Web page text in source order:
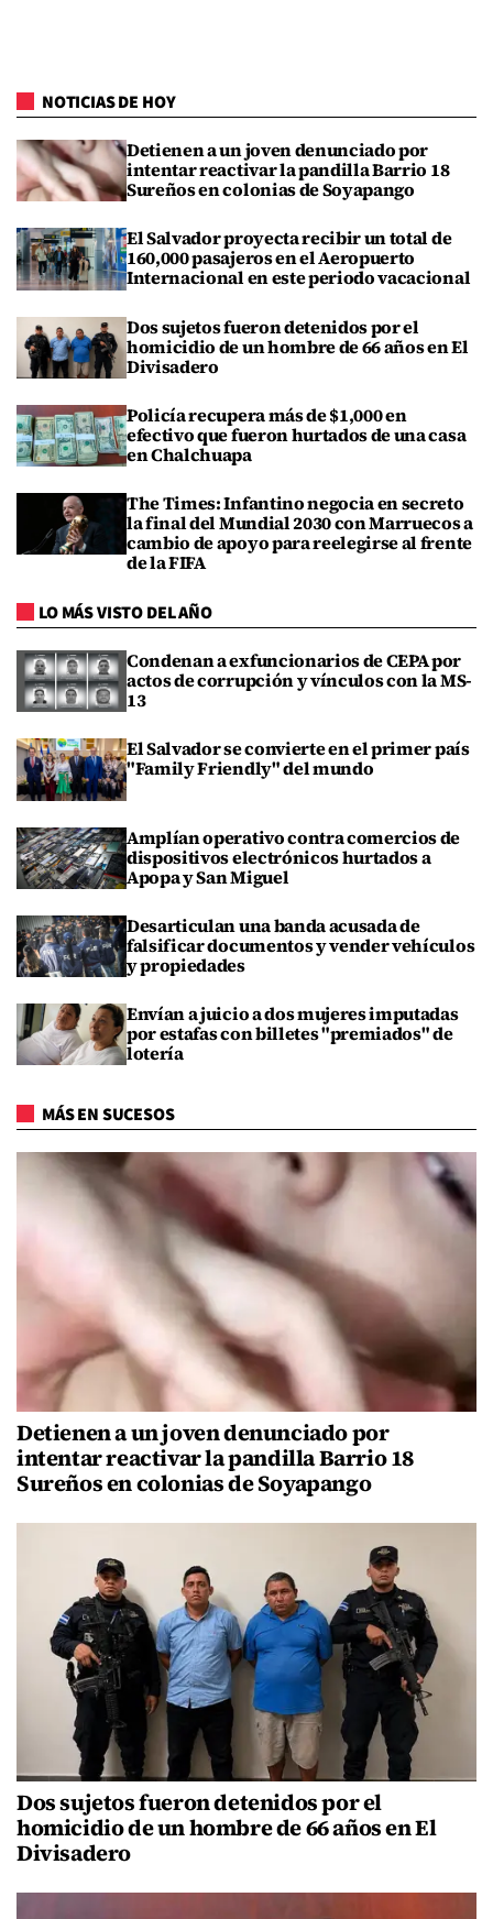
NOTICIAS DE HOY
Detienen a un joven denunciado por
intentar reactivar la pandilla Barrio 18
Sureños en colonias de Soyapango
El Salvador proyecta recibir un total de
160,000 pasajeros en el Aeropuerto
Internacional en este periodo vacacional
Dos sujetos fueron detenidos por el
homicidio de un hombre de 66 años en El
Divisadero
Policía recupera más de $1,000 en
efectivo que fueron hurtados de una casa
en Chalchuapa
The Times: Infantino negocia en secreto
la final del Mundial 2030 con Marruecos a
cambio de apoyo para reelegirse al frente
de la FIFA
LO MÁS VISTO DEL AÑO
Condenan a exfuncionarios de CEPA por
actos de corrupción y vínculos con la MS-
13
El Salvador se convierte en el primer país
"Family Friendly" del mundo
Amplían operativo contra comercios de
dispositivos electrónicos hurtados a
Apopa y San Miguel
Desarticulan una banda acusada de
falsificar documentos y vender vehículos
y propiedades
Envían a juicio a dos mujeres imputadas
por estafas con billetes "premiados" de
lotería
MÁS EN SUCESOS
Detienen a un joven denunciado por
intentar reactivar la pandilla Barrio 18
Sureños en colonias de Soyapango
Dos sujetos fueron detenidos por el
homicidio de un hombre de 66 años en El
Divisadero